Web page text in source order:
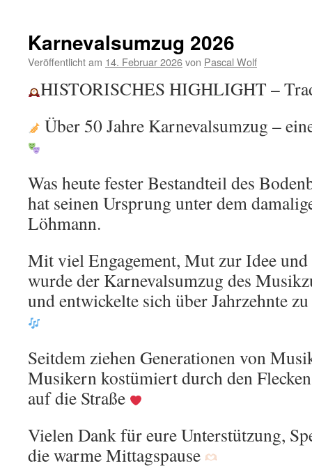
Karnevalsumzug 2026
Veröffentlicht am 14. Februar 2026von Pascal Wolf
HISTORISCHES HIGHLIGHT –
Über 50 Jahre Karnevalsumzug –
Was heute fester Bestandteil des
hat seinen Ursprung unter dem
Löhmann.
Mit viel Engagement, Mut zur Idee
wurde der Karnevalsumzug des
und entwickelte sich über Jahrzehnte
Seitdem ziehen Generationen von
Musikern kostümiert durch den
auf die Straße
Vielen Dank für eure Unterstützung,
die warme Mittagspause